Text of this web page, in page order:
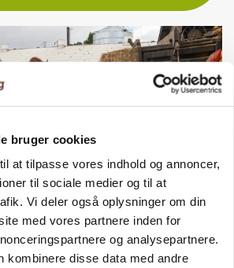
bruger cookies
at tilpasse vores indhold og annoncer,
til sociale medier og til at
Vi deler også oplysninger om din
med vores partnere inden for
og analysepartnere.
kombinere disse data med andre
klar i høsten: Sådan holder PN
i gang